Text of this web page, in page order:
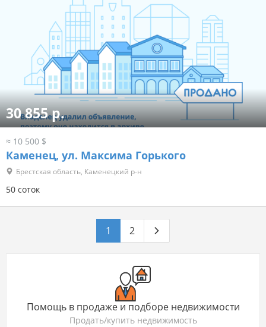
30 855 р.
≈ 10 500 $
Каменец, ул. Максима Горького
Брестская область, Каменецкий р-н
50 соток
1 2
Помощь в продаже и подборе недвижимости
Продать/купить недвижимость